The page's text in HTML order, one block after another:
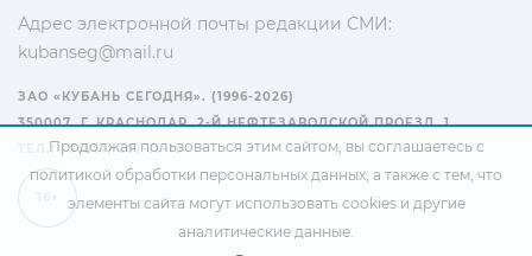
Адрес электронной почты редакции СМИ:
kubanseg@mail.ru
ЗАО «КУБАНЬ СЕГОДНЯ». (1996-2026)
350007, Г. КРАСНОДАР, 2-Й НЕФТЕЗАВОДСКОЙ ПРОЕЗД, 1
ТЕЛ.: +7(861) 267-15-15
Продолжая пользоваться этим сайтом, вы соглашаетесь с
политикой обработки персональных данных, а также с тем, что
элементы сайта могут использовать cookies и другие
аналитические данные.